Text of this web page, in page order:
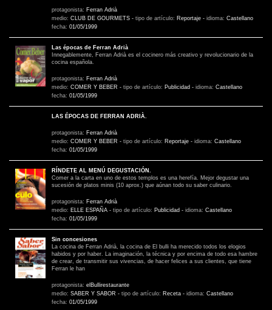
protagonista: Ferran Adrià
medio: CLUB DE GOURMETS - tipo de artículo: Reportaje - idioma: Castellano
fecha: 01/05/1999
Las épocas de Ferran Adrià
Innegablemente, Ferran Adrià es el cocinero más creativo y revolucionario de la
cocina española.
protagonista: Ferran Adrià
medio: COMER Y BEBER - tipo de artículo: Publicidad - idioma: Castellano
fecha: 01/05/1999
LAS ÉPOCAS DE FERRAN ADRIÀ.
protagonista: Ferran Adrià
medio: COMER Y BEBER - tipo de artículo: Reportaje - idioma: Castellano
fecha: 01/05/1999
RÍNDETE AL MENÚ DEGUSTACIÓN.
Comer a la carta en uno de estos templos es una herefía. Mejor degustar una
sucesión de platos minis (10 aprox.) que aúnan todo su saber culinario.
protagonista: Ferran Adrià
medio: ELLE ESPAÑA - tipo de artículo: Publicidad - idioma: Castellano
fecha: 01/05/1999
Sin concesiones
La cocina de Ferran Adrià, la cocina de El bulli ha merecido todos los elogios
habidos y por haber. La imaginación, la técnica y por encima de todo esa hambre
de crear, de transmitir sus vivencias, de hacer felices a sus clientes, que tiene
Ferran le han
protagonista: elBullirestaurante
medio: SABER Y SABOR - tipo de artículo: Receta - idioma: Castellano
fecha: 01/05/1999